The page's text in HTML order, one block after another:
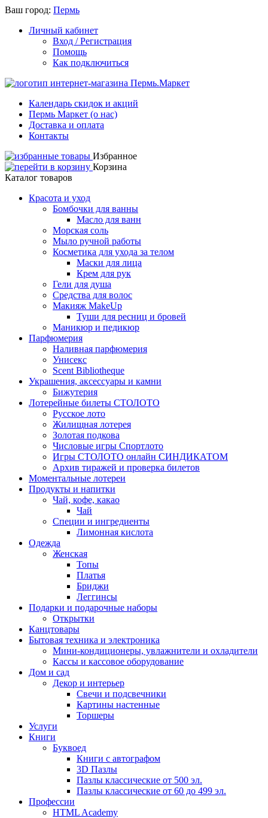
Ваш город: Пермь
Личный кабинет
Вход / Регистрация
Помощь
Как подключиться
Календарь скидок и акций
Пермь Маркет (о нас)
Доставка и оплата
Контакты
Избранное
Корзина
Каталог товаров
Красота и уход
Бомбочки для ванны
Масло для ванн
Морская соль
Мыло ручной работы
Косметика для ухода за телом
Маски для лица
Крем для рук
Гели для душа
Средства для волос
Макияж MakeUp
Туши для ресниц и бровей
Маникюр и педикюр
Парфюмерия
Наливная парфюмерия
Унисекс
Scent Bibliotheque
Украшения, аксессуары и камни
Бижутерия
Лотерейные билеты СТОЛОТО
Русское лото
Жилищная лотерея
Золотая подкова
Числовые игры Спортлото
Игры СТОЛОТО онлайн СИНДИКАТОМ
Архив тиражей и проверка билетов
Моментальные лотереи
Продукты и напитки
Чай, кофе, какао
Чай
Специи и ингредиенты
Лимонная кислота
Одежда
Женская
Топы
Платья
Бриджи
Леггинсы
Подарки и подарочные наборы
Открытки
Канцтовары
Бытовая техника и электроника
Мини-кондиционеры, увлажнители и охладители
Кассы и кассовое оборудование
Дом и сад
Декор и интерьер
Свечи и подсвечники
Картины настенные
Торшеры
Услуги
Книги
Буквоед
Книги с автографом
3D Пазлы
Пазлы классические от 500 эл.
Пазлы классические от 60 до 499 эл.
Профессии
HTML Academy